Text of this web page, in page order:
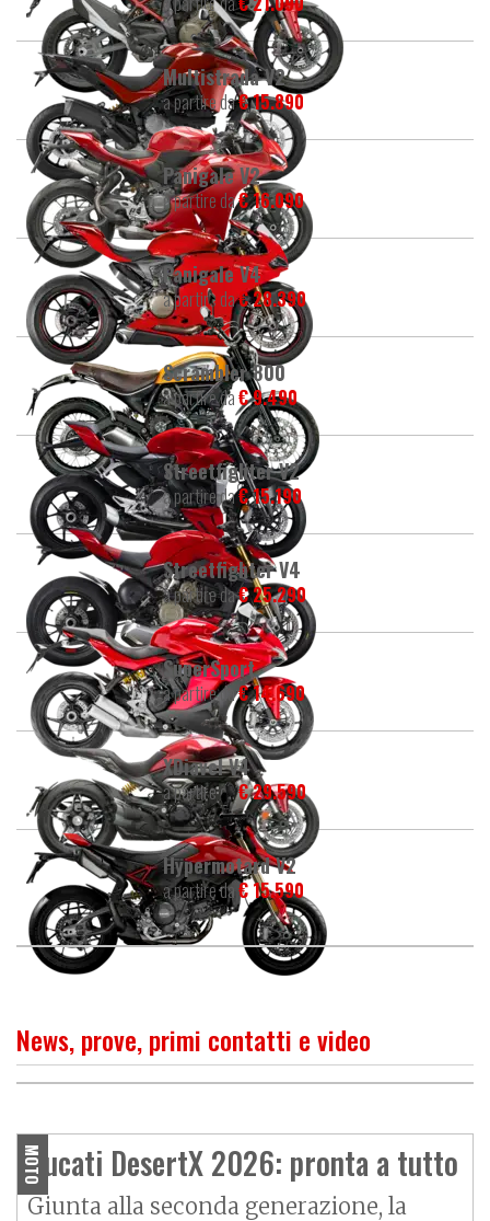
Multistrada V2
a partire da€ 15.890
Panigale V2
a partire da€ 16.090
Panigale V4
a partire da€ 28.390
Scrambler 800
a partire da€ 9.490
Streetfighter V2
a partire da€ 15.190
Streetfighter V4
a partire da€ 25.290
SuperSport
a partire da€ 14.690
XDiavel V4
a partire da€ 29.590
Hypermotard V2
a partire da€ 15.590
News, prove, primi contatti e video
ODucati DesertX 2026:
raffinata e facile da gestire
MOTO
Ducati DesertX 2026: pronta a tutto
Giunta alla seconda generazione, la